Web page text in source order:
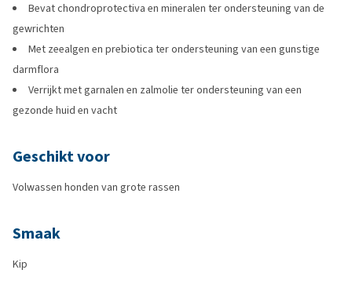
Bevat chondroprotectiva en mineralen ter ondersteuning van de
gewrichten
Met zeealgen en prebiotica ter ondersteuning van een gunstige
darmflora
Verrijkt met garnalen en zalmolie ter ondersteuning van een
gezonde huid en vacht
Geschikt voor
Volwassen honden van grote rassen
Smaak
Kip